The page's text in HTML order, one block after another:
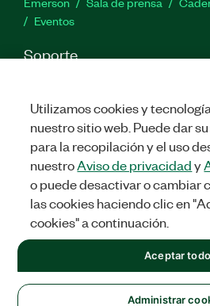
Eventos
Soporte
Comentarios
©2026NATIONAL INSTRUMENTS CORP.
RESERVADOS.
Utilizamos cookies y
nuestro sitio web. Puede dar
para la recopilación y el uso
nuestroAviso de privacidady
o puede desactivar o cambiar
las cookies haciendo clic en
cookies" a continuación.
Administrar
Aceptar todo